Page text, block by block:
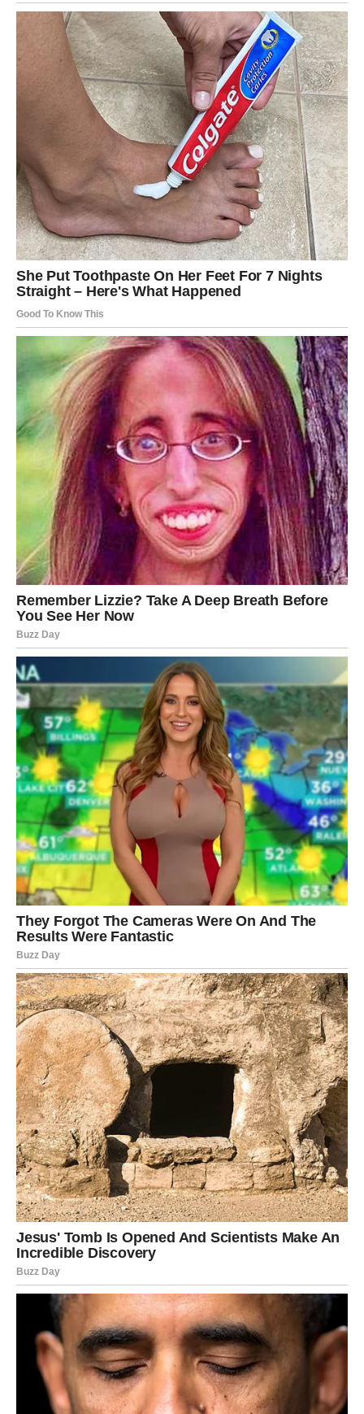
Na poslovnom i finansijskom planu, Ovnovi ulaze u fazu
konkretnog razrešenja. Sve ono što je delovalo kao da
stoji u mestu, sada počinje da se pomera. Do 31. januara
mnogi Ovnovi mogu doživeti preokret kroz ponudu,
razgovor, odluku nadređenih ili čak sopstvenu hrabru
odluku da preseku i krenu novim putem.
Ovo je period kada:
trud biva primećen
raniji rad donosi rezultate
dolazi potvrda da ste bili u pravu
finansije se stabilizuju ili rastu
Novac sada dolazi kaoposledica
, a ne kao borba. Može
doći kroz povišicu, novi projekat, dodatni izvor prihoda ili
čak kroz iznenadnu pomoć koja rešava problem koji vas
je mučio. Najvažnije je da verujete sebi – jer sudbina sada
podržava vaše odluke, ali samo one koje dolaze iz
iskrene namere.
UNUTRAŠNJI PREOKRET –
OVAN VIŠE NIJE ISTI
Možda najveća promena do 31. januara ne dešava se
spolja, već
transformaciju. Prestajete da se dokazujete onima koji
vas ne razumeju. Prestajete da nosite tuđe terete.
Počinjete da birate mir, čak i kada to znači da se
udaljavate od nekih ljudi ili situacija.
Ovo je period u kojem shvatate:
koliko ste ojačali
koliko ste izdržali
koliko ste porasli kroz bol
i koliko više ne pristajete na manje nego što zaslužujete
Sudbina vas do kraja januara ne menja spolja – ona vas
vraća sebi.